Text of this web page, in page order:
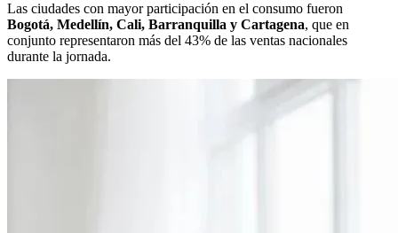
Las ciudades con mayor participación en el consumo fueron
Bogotá, Medellín, Cali, Barranquilla y Cartagena, que en
conjunto representaron más del 43% de las ventas nacionales
durante la jornada.